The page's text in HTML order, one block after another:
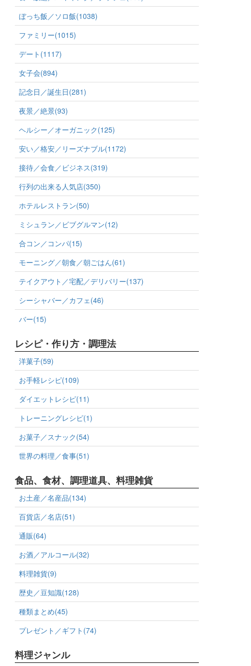
ぼっち飯／ソロ飯(1038)
ファミリー(1015)
デート(1117)
女子会(894)
記念日／誕生日(281)
夜景／絶景(93)
ヘルシー／オーガニック(125)
安い／格安／リーズナブル(1172)
接待／会食／ビジネス(319)
行列の出来る人気店(350)
ホテルレストラン(50)
ミシュラン／ビブグルマン(12)
合コン／コンパ(15)
モーニング／朝食／朝ごはん(61)
テイクアウト／宅配／デリバリー(137)
シーシャバー／カフェ(46)
バー(15)
レシピ・作り方・調理法
洋菓子(59)
お手軽レシピ(109)
ダイエットレシピ(11)
トレーニングレシピ(1)
お菓子／スナック(54)
世界の料理／食事(51)
食品、食材、調理道具、料理雑貨
お土産／名産品(134)
百貨店／名店(51)
通販(64)
お酒／アルコール(32)
料理雑貨(9)
歴史／豆知識(128)
種類まとめ(45)
プレゼント／ギフト(74)
料理ジャンル